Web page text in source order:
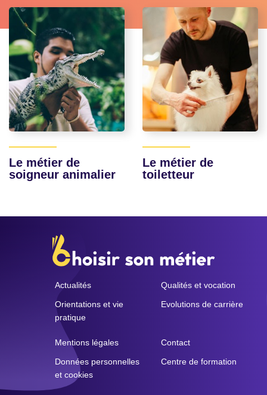
Le métier de
soigneur animalier
Le métier de
toiletteur
Actualités
Orientations et vie
pratique
Qualités et vocation
Evolutions de carrière
Mentions légales
Données personnelles
et cookies
Contact
Centre de formation